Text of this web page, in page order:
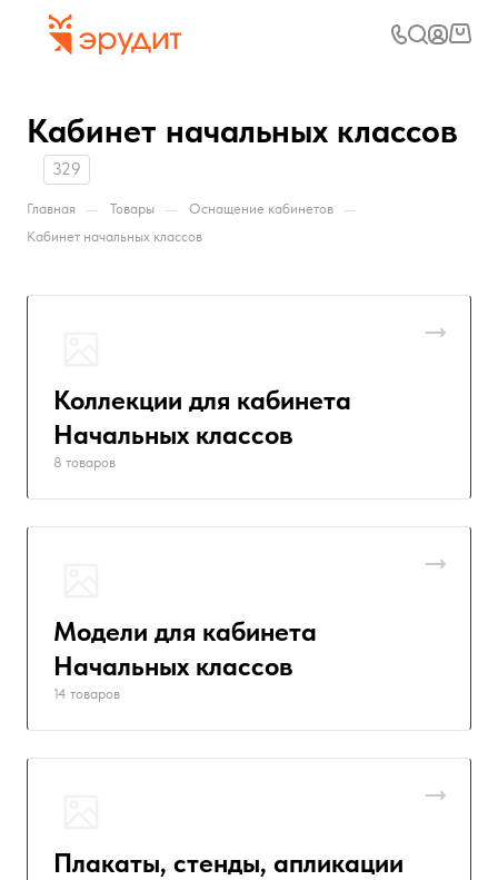
Кабинет начальных классов
329
Главная — Товары — Оснащение кабинетов —
Кабинет начальных классов
Коллекции для кабинета
Начальных классов
8 товаров
Модели для кабинета
Начальных классов
14 товаров
Плакаты, стенды, апликации